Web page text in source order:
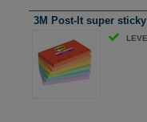
3M Post-It super